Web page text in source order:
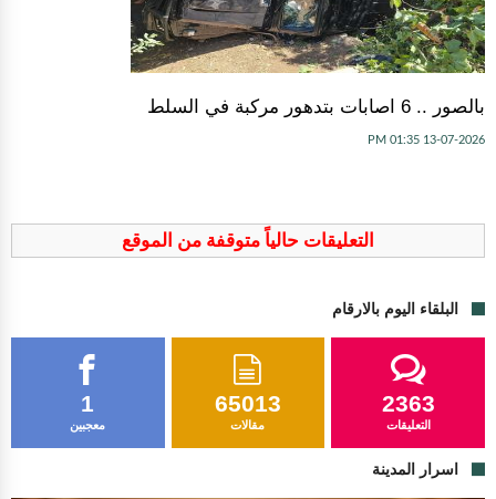
بالصور .. 6 اصابات بتدهور مركبة في السلط
13-07-2026 01:35 PM
التعليقات حالياً متوقفة من الموقع
البلقاء اليوم بالارقام
1
معجبين
65013
مقالات
2363
التعليقات
اسرار المدينة